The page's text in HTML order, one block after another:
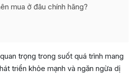
mua ở đâu chính hãng?
trọng trong suốt quá trình mang
triển khỏe mạnh và ngăn ngừa dị